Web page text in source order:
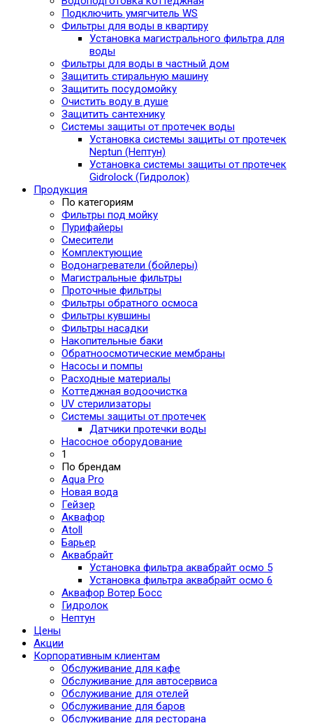
Подключить умягчитель WS
Фильтры для воды в квартиру
Установка магистрального фильтра для
воды
Фильтры для воды в частный дом
Защитить стиральную машину
Защитить посудомойку
Очистить воду в душе
Защитить сантехнику
Системы защиты от протечек воды
Установка системы защиты от протечек
Neptun (Нептун)
Установка системы защиты от протечек
Gidrolock (Гидролок)
Продукция
По категориям
Фильтры под мойку
Пурифайеры
Смесители
Комплектующие
Водонагреватели (бойлеры)
Магистральные фильтры
Проточные фильтры
Фильтры обратного осмоса
Фильтры кувшины
Фильтры насадки
Накопительные баки
Обратноосмотические мембраны
Насосы и помпы
Расходные материалы
Коттеджная водоочистка
UV стерилизаторы
Системы защиты от протечек
Датчики протечки воды
Насосное оборудование
1
По брендам
Aqua Pro
Новая вода
Гейзер
Аквафор
Atoll
Барьер
Аквабрайт
Установка фильтра аквабрайт осмо 5
Установка фильтра аквабрайт осмо 6
Аквафор Вотер Босс
Гидролок
Нептун
Цены
Акции
Корпоративным клиентам
Обслуживание для кафе
Обслуживание для автосервиса
Обслуживание для отелей
Обслуживание для баров
Обслуживание для ресторана